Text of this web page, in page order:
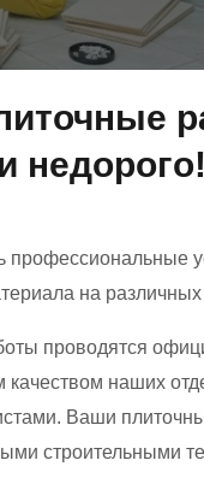
недорого!
профессиональные
на
проводятся
наших
Ваши
строительными